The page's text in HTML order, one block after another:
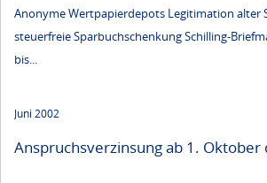
Anonyme Wertpapierdepots Legitimation alter
steuerfreie Sparbuchschenkung Schilling-
bis...
Juni 2002
Anspruchsverzinsung ab 1. Oktober